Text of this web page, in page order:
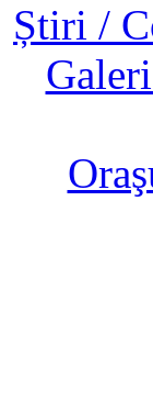
Știri /